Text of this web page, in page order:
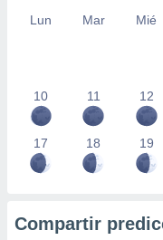
Lun Mar Mié
10 11 12
17 18 19
Compartir